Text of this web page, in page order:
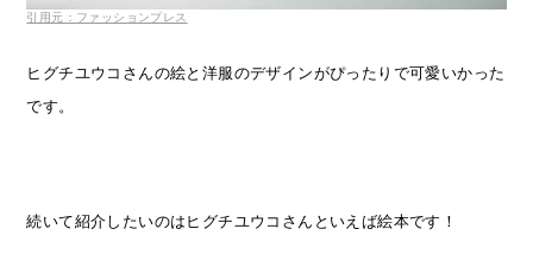
引用元：ファッションプレス
ヒグチユウコさんの絵と洋服のデザインがぴったりで可愛いかった
です。
続いて紹介したいのはヒグチユウコさんといえば絵本です！